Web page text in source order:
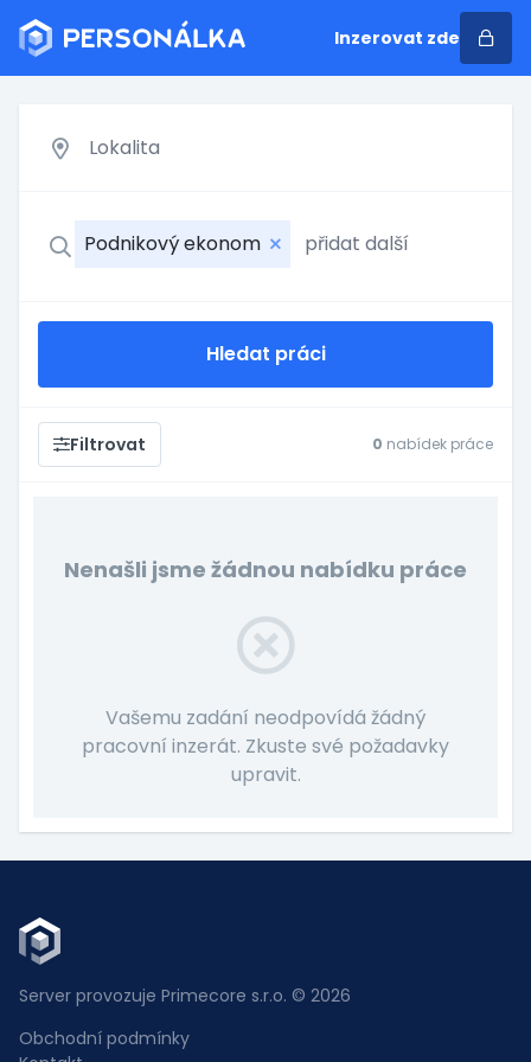
Inzerovat zde
Podnikový ekonom
Hledat práci
Filtrovat 0 nabídek práce
Nenašli jsme žádnou nabídku práce
Vašemu zadání neodpovídá žádný
pracovní inzerát. Zkuste své požadavky
upravit.
Server provozuje Primecore s.r.o. © 2026
Obchodní podmínky